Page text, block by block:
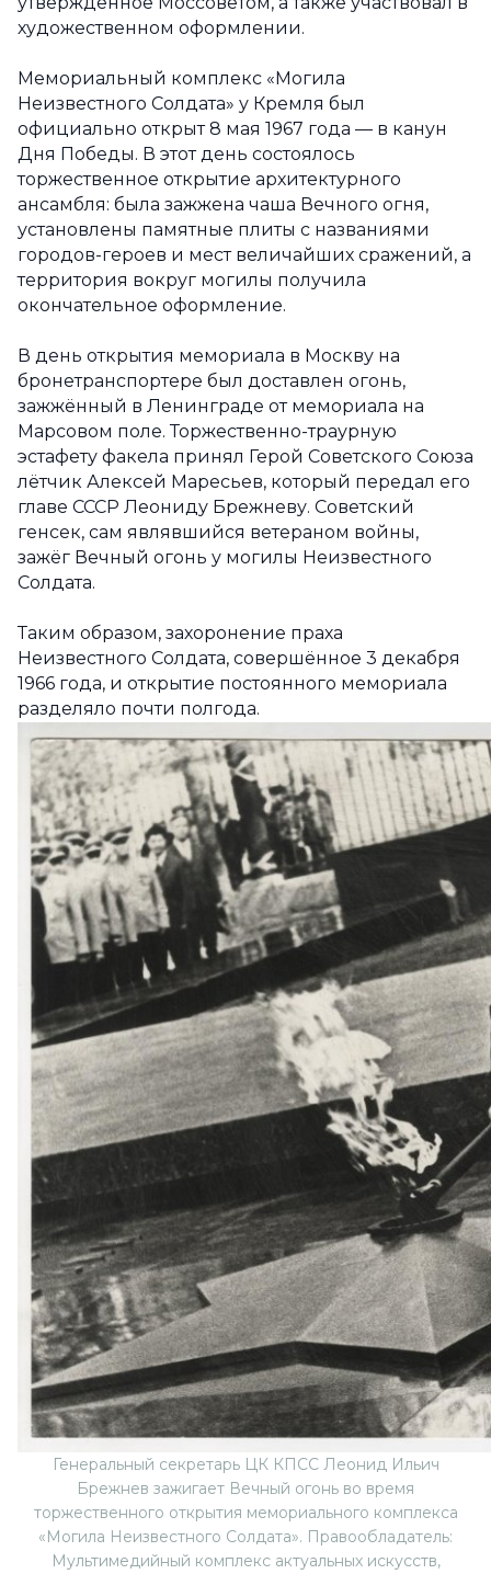
художественном оформлении.
Мемориальный комплекс «Могила
Неизвестного Солдата» у Кремля был
официально открыт 8 мая 1967 года — в канун
Дня Победы. В этот день состоялось
торжественное открытие архитектурного
ансамбля: была зажжена чаша Вечного огня,
установлены памятные плиты с названиями
городов-героев и мест величайших сражений, а
территория вокруг могилы получила
окончательное оформление.
В день открытия мемориала в Москву на
бронетранспортере был доставлен огонь,
зажжённый в Ленинграде от мемориала на
Марсовом поле. Торжественно-траурную
эстафету факела принял Герой Советского Союза
лётчик Алексей Маресьев, который передал его
главе СССР Леониду Брежневу. Советский
генсек, сам являвшийся ветераном войны,
зажёг Вечный огонь у могилы Неизвестного
Солдата.
Таким образом, захоронение праха
Неизвестного Солдата, совершённое 3 декабря
1966 года, и открытие постоянного мемориала
разделяло почти полгода.
Генеральный секретарь ЦК КПСС Леонид Ильич
Брежнев зажигает Вечный огонь во время
торжественного открытия мемориального комплекса
«Могила Неизвестного Солдата». Правообладатель:
Мультимедийный комплекс актуальных искусств,